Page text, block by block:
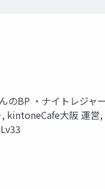
BP ・ナイトレジャ
kintoneCafe大阪 運